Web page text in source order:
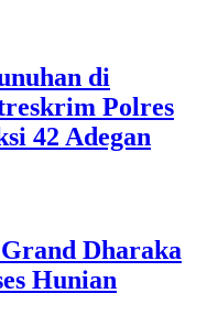
di
Polres
42 Adegan
Dharaka
Hunian